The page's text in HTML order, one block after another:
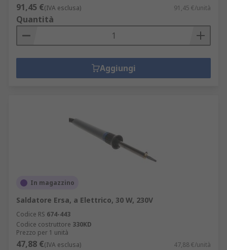
91,45 €(IVA esclusa) 91,45 €/unità
Quantità
Aggiungi
In magazzino
Saldatore Ersa, a Elettrico, 30 W, 230V
Codice RS 674-443
Codice costruttore 330KD
Prezzo per 1 unità
47,88 €(IVA esclusa) 47,88 €/unità